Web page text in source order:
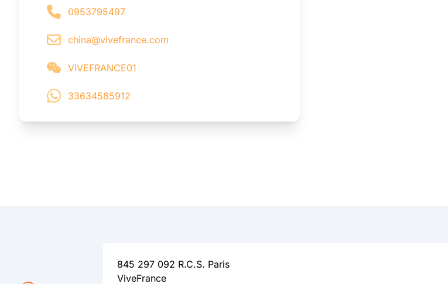
0953795497
china@vivefrance.com
VIVEFRANCE01
33634585912
845 297 092 R.C.S. Paris
ViveFrance